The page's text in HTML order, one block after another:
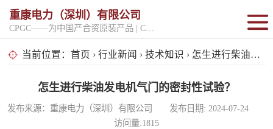
重康电力（深圳）有限公司
当前位置： 首页 › 行业新闻 › 技术知识 › 怎生进行柴油发电机气门的密封性试验？
怎生进行柴油发电机气门的密封性试验？
发布来源：重康电力（深圳）有限公司 发布日期: 2024-07-24
访问量:1815
固定开架式
超静音型
移动电站